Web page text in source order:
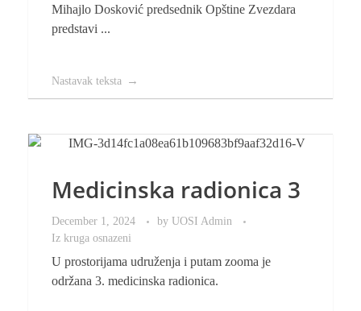
Mihajlo Dosković predsednik Opštine Zvezdara
predstavi ...
Nastavak teksta
Medicinska radionica 3
December 1, 2024 by UOSI Admin
Iz kruga osnazeni
U prostorijama udruženja i putam zooma je
održana 3. medicinska radionica.